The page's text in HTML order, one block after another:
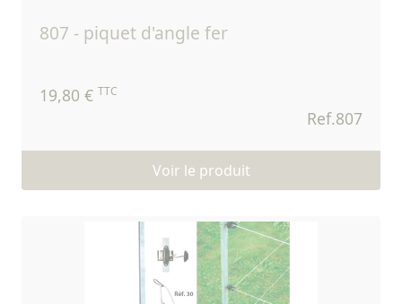
807 - piquet d'angle fer
19,80 € TTC
Ref.807
Voir le produit